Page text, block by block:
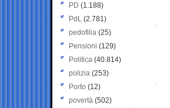
PD (1.188)
PdL (2.781)
pedofilia (25)
Pensioni (129)
Politica (40.814)
polizia (253)
Porto (12)
povertà (502)